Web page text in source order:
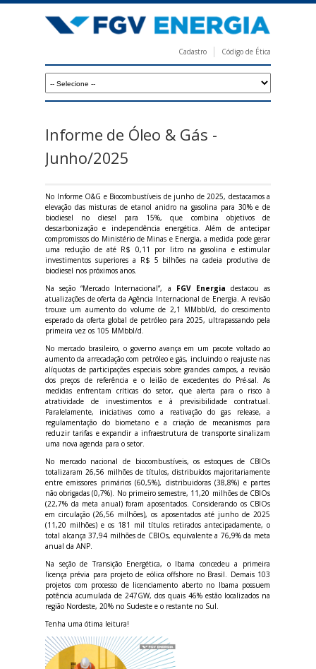
para
principal
V
e
r
g
i
a
Cadastro Código de Ética
Informe de Óleo & Gás -
Junho/2025
No Informe O&G e Biocombustíveis de junho de 2025, destacamos a
elevação das misturas de etanol anidro na gasolina para 30% e de
biodiesel no diesel para 15%, que combina objetivos de
descarbonização e independência energética. Além de antecipar
compromissos do Ministério de Minas e Energia, a medida pode gerar
uma redução de até R$ 0,11 por litro na gasolina e estimular
investimentos superiores a R$ 5 bilhões na cadeia produtiva de
biodiesel nos próximos anos.
Na seção “Mercado Internacional”, a FGV Energia destacou as
atualizações de oferta da Agência Internacional de Energia. A revisão
trouxe um aumento do volume de 2,1 MMbbl/d, do crescimento
esperado da oferta global de petróleo para 2025, ultrapassando pela
primeira vez os 105 MMbbl/d.
No mercado brasileiro, o governo avança em um pacote voltado ao
aumento da arrecadação com petróleo e gás, incluindo o reajuste nas
alíquotas de participações especiais sobre grandes campos, a revisão
dos preços de referência e o leilão de excedentes do Pré-sal. As
medidas enfrentam críticas do setor, que alerta para o risco à
atratividade de investimentos e à previsibilidade contratual.
Paralelamente, iniciativas como a reativação do gas release, a
regulamentação do biometano e a criação de mecanismos para
reduzir tarifas e expandir a infraestrutura de transporte sinalizam
uma nova agenda para o setor.
No mercado nacional de biocombustíveis, os estoques de CBIOs
totalizaram 26,56 milhões de títulos, distribuídos majoritariamente
entre emissores primários (60,5%), distribuidoras (38,8%) e partes
não obrigadas (0,7%). No primeiro semestre, 11,20 milhões de CBIOs
(22,7% da meta anual) foram aposentados. Considerando os CBIOs
em circulação (26,56 milhões), os aposentados até junho de 2025
(11,20 milhões) e os 181 mil títulos retirados antecipadamente, o
total alcança 37,94 milhões de CBIOs, equivalente a 76,9% da meta
anual da ANP.
Na seção de Transição Energética, o Ibama concedeu a primeira
licença prévia para projeto de eólica offshore no Brasil. Demais 103
projetos com processo de licenciamento aberto no Ibama possuem
potência acumulada de 247GW, dos quais 46% estão localizados na
região Nordeste, 20% no Sudeste e o restante no Sul.
Tenha uma ótima leitura!